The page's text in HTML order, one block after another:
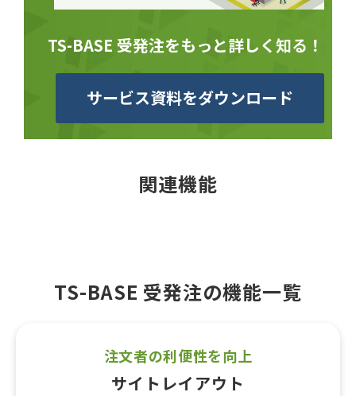
TS-BASE 受発注をもっと詳しく知る！
サービス資料をダウンロード
関連機能
TS-BASE 受発注の機能一覧
注文者の利便性を向上
サイトレイアウト